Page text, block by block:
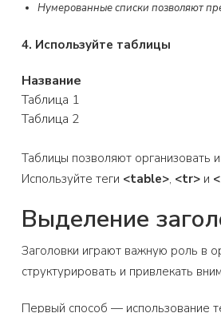
Нумерованные списки позволяют
4. Используйте таблицы
Название
Таблица 1
Таблица 2
Таблицы позволяют организовать
Используйте теги <table>, <tr> и
Выделение
Заголовки играют важную роль в
структурировать и привлекать
Первый способ — использование